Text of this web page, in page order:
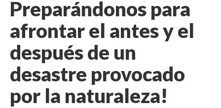
Preparándonos para
afrontar el antes y el
después de un
desastre provocado
por la naturaleza!